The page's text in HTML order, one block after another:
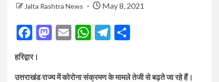
Jalta Rashtra News May 8, 2021
Facebook
Mastodon
EmailWhatsApp
Telegram
हरिद्वार।
उत्तराखंडराज्यमेंकोरोनासंक्रमणकेमामलेतेजीसेबढ़तेजारहेहैं।